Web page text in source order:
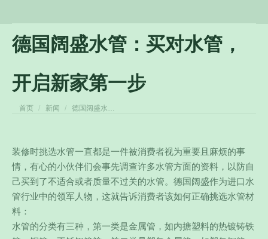
德国阔盛水管：买对水管，
开启新家第一步
您在这里：
首页 新闻 德国阔盛水…
装修时挑选水管一直都是一件被消费者视为重要且麻烦的事
情，有心的小伙伴们会事先调查许多水管方面的资料，以防自
己买到了不适合或者质量不过关的水管。德国阔盛作为进口水
管行业中的领军人物，这就告诉消费者该如何正确挑选水管材
料：
水管的分类有三种，第一类是金属管，如内搪塑料的热镀铸铁